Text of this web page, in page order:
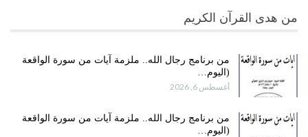
من هدى القرآن الكريم
من برنامج رجال الله.. ملزمة آيات من سورة الواقعة
(اليوم…
أغسطس 6, 2026
من برنامج رجال الله.. ملزمة آيات من سورة الواقعة
(اليوم…